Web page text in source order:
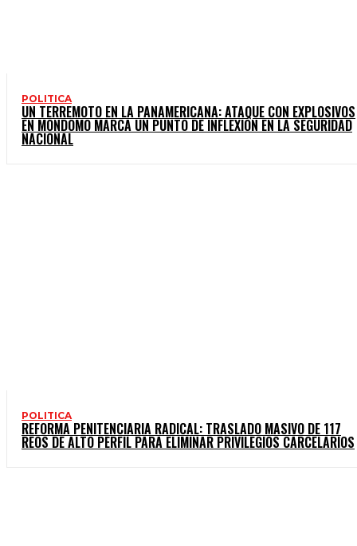
POLITICA
UN TERREMOTO EN LA PANAMERICANA: ATAQUE CON EXPLOSIVOS
EN MONDOMO MARCA UN PUNTO DE INFLEXIÓN EN LA SEGURIDAD
NACIONAL
POLITICA
REFORMA PENITENCIARIA RADICAL: TRASLADO MASIVO DE 117
REOS DE ALTO PERFIL PARA ELIMINAR PRIVILEGIOS CARCELARIOS